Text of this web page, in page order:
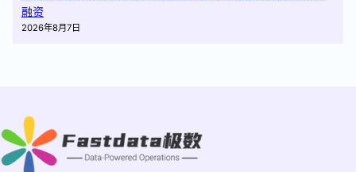
融资
2026年8月7日